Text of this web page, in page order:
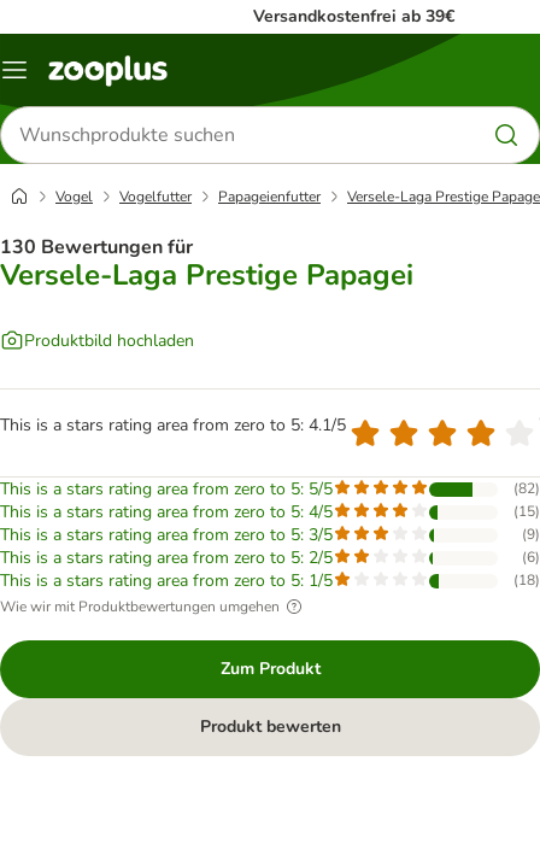
Versandkostenfrei ab 39€
Menü
Produkte
suchen
Vogel Vogelfutter Papageienfutter Versele-Laga Prestige
130 Bewertungen für
Versele-Laga Prestige Papagei
Produktbild hochladen
This is a stars rating area from zero to 5: 4.1/5
This is a stars rating area from zero to 5: 5/5 (82)
This is a stars rating area from zero to 5: 4/5 (15)
This is a stars rating area from zero to 5: 3/5 (9)
This is a stars rating area from zero to 5: 2/5 (6)
This is a stars rating area from zero to 5: 1/5 (18)
Wie wir mit Produktbewertungen umgehen
Zum Produkt
Produkt bewerten